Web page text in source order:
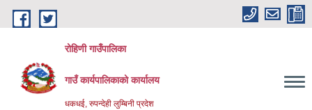
Skip to main content
रोहिणी गाउँपालिका
गाउँ कार्यपालिकाको कार्यालय
धकधई, रुपन्देही लुम्बिनी प्रदेश